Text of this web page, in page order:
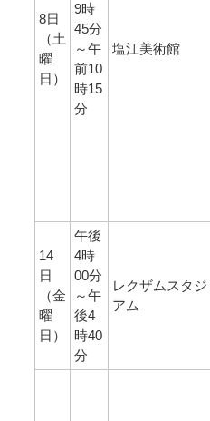
8日
（土
曜
日）
9時
45分
～午
前10
時15
分
塩江美術館
14
日
（金
曜
日）
午後
4時
00分
～午
後4
時40
分
レクザムスタジ
アム